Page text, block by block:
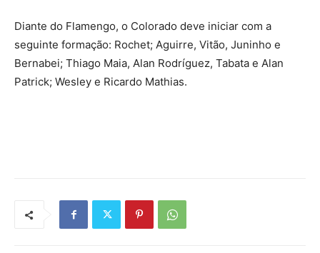
Diante do Flamengo, o Colorado deve iniciar com a
seguinte formação: Rochet; Aguirre, Vitão, Juninho e
Bernabei; Thiago Maia, Alan Rodríguez, Tabata e Alan
Patrick; Wesley e Ricardo Mathias.